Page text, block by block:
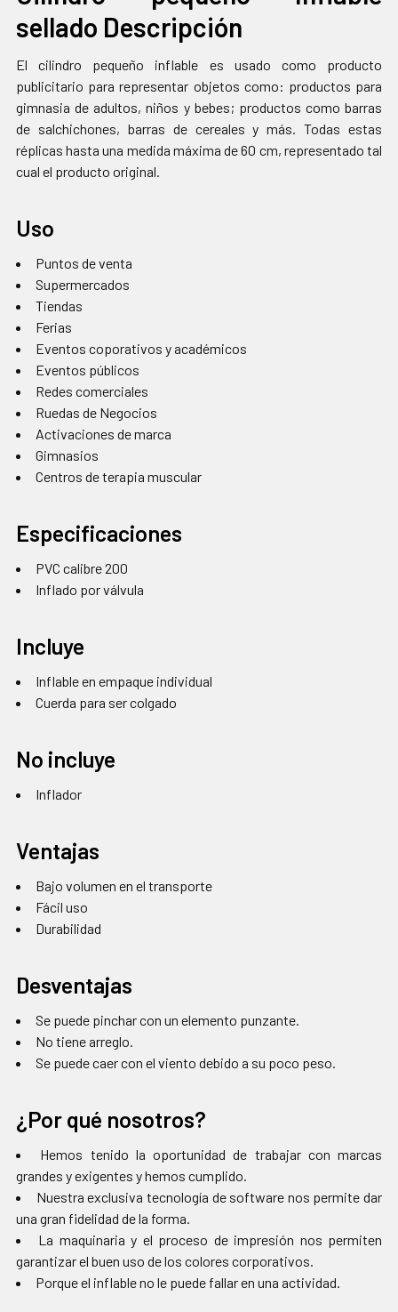
SELECCIONAR
TODO
AGREGAR
SELECCIONADOS
AL CARRITO
sellado Descripción
El cilindro pequeño inflable es usado como producto
publicitario para representar objetos como: productos para
gimnasia de adultos, niños y bebes; productos como barras
de salchichones, barras de cereales y más. Todas estas
réplicas hasta una medida máxima de 60 cm, representado tal
cual el producto original.
Uso
Puntos de venta
Supermercados
Tiendas
Ferias
Eventos coporativos y académicos
Eventos públicos
Redes comerciales
Ruedas de Negocios
Activaciones de marca
Gimnasios
Centros de terapia muscular
Especificaciones
PVC calibre 200
Inflado por válvula
Incluye
Inflable en empaque individual
Cuerda para ser colgado
No incluye
Inflador
Ventajas
Bajo volumen en el transporte
Fácil uso
Durabilidad
Desventajas
Se puede pinchar con un elemento punzante.
No tiene arreglo.
Se puede caer con el viento debido a su poco peso.
¿Por qué nosotros?
Hemos tenido la oportunidad de trabajar con marcas
grandes y exigentes y hemos cumplido.
Nuestra exclusiva tecnología de software nos permite dar
una gran fidelidad de la forma.
La maquinaria y el proceso de impresión nos permiten
garantizar el buen uso de los colores corporativos.
Porque el inflable no le puede fallar en una actividad.